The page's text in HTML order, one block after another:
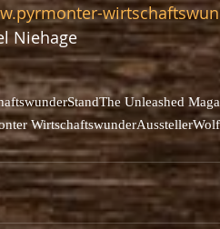
Niehage
StandThe Unleashed
WirtschaftswunderAussteller